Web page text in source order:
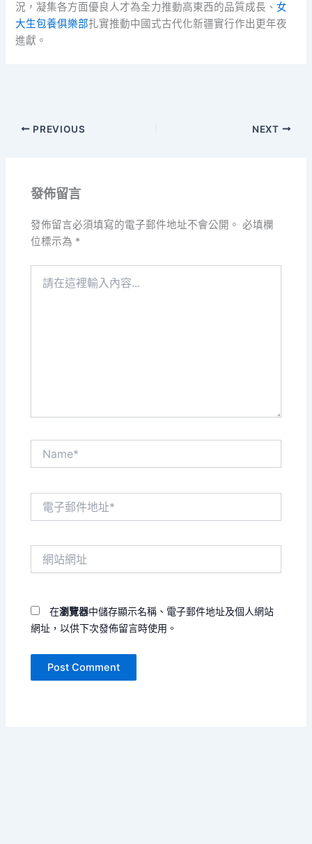
況，凝集各方面優良人才為全力推動高東西的品質成長、女
大生包養俱樂部扎實推動中國式古代化新疆實行作出更年夜
進獻。
PREVIOUS NEXT
發佈留言
發佈留言必須填寫的電子郵件地址不會公開。 必填欄
位標示為 *
在瀏覽器中儲存顯示名稱、電子郵件地址及個人網站
網址，以供下次發佈留言時使用。